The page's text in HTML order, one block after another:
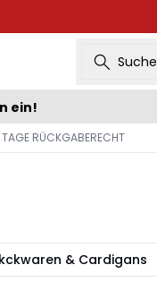
Suche
ein!
RÜCKGABERECHT
& Cardigans